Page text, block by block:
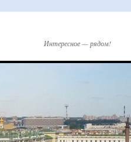
Интересное — рядом!